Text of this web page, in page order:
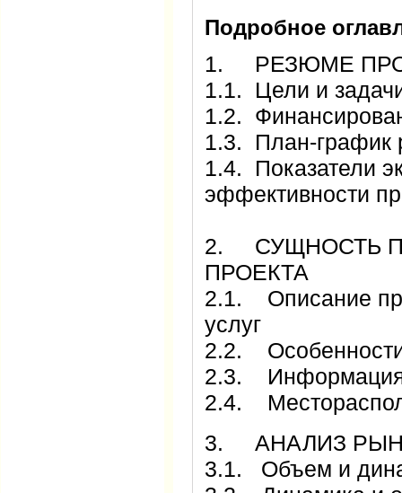
Подробное
1. РЕЗЮМЕ
1.1. Цели и
1.2.
1.3. План-график
1.4. Показатели
эффективности
2. СУЩНОСТЬ
ПРОЕКТА
2.1. Описание
услуг
2.2. Особенности
2.3. Информация
2.4.
3. АНАЛИЗ
3.1. Объем и